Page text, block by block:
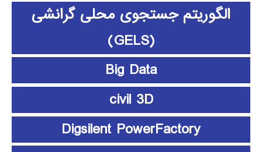
الگوریتم جستجوی محلی گرانشی
(GELS)
Big Data
civil 3D
Digsilent PowerFactory